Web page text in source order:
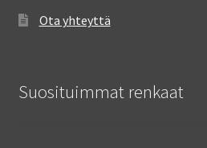
Ota yhteyttä
Suosituimmat renkaat